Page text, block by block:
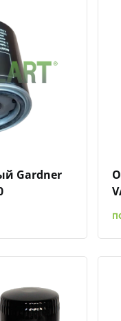
к сравнению
Добавить в избранное
Gardner